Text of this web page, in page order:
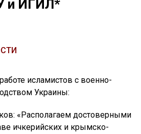
и ИГИЛ*
исламистов с военно-
Украины:
«Располагаем достоверными
ичкерийских и крымско-